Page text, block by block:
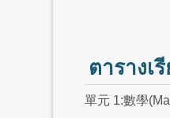
ตารางเ
單元 1:數學